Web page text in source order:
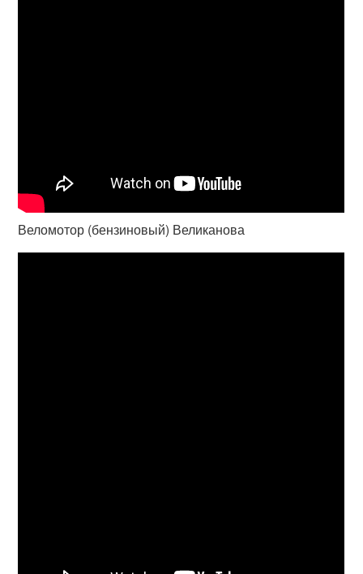
Веломотор (бензиновый) Великанова